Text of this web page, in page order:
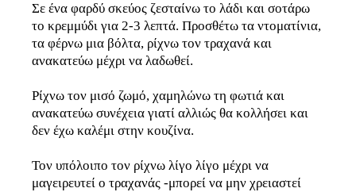
Σε ένα φαρδύ σκεύος ζεσταίνω το λάδι και σοτάρω
το κρεμμύδι για 2-3 λεπτά. Προσθέτω τα ντοματίνια,
τα φέρνω μια βόλτα, ρίχνω τον τραχανά και
ανακατεύω μέχρι να λαδωθεί.
Ρίχνω τον μισό ζωμό, χαμηλώνω τη φωτιά και
ανακατεύω συνέχεια γιατί αλλιώς θα κολλήσει και
δεν έχω καλέμι στην κουζίνα.
Τον υπόλοιπο τον ρίχνω λίγο λίγο μέχρι να
μαγειρευτεί ο τραχανάς -μπορεί να μην χρειαστεί